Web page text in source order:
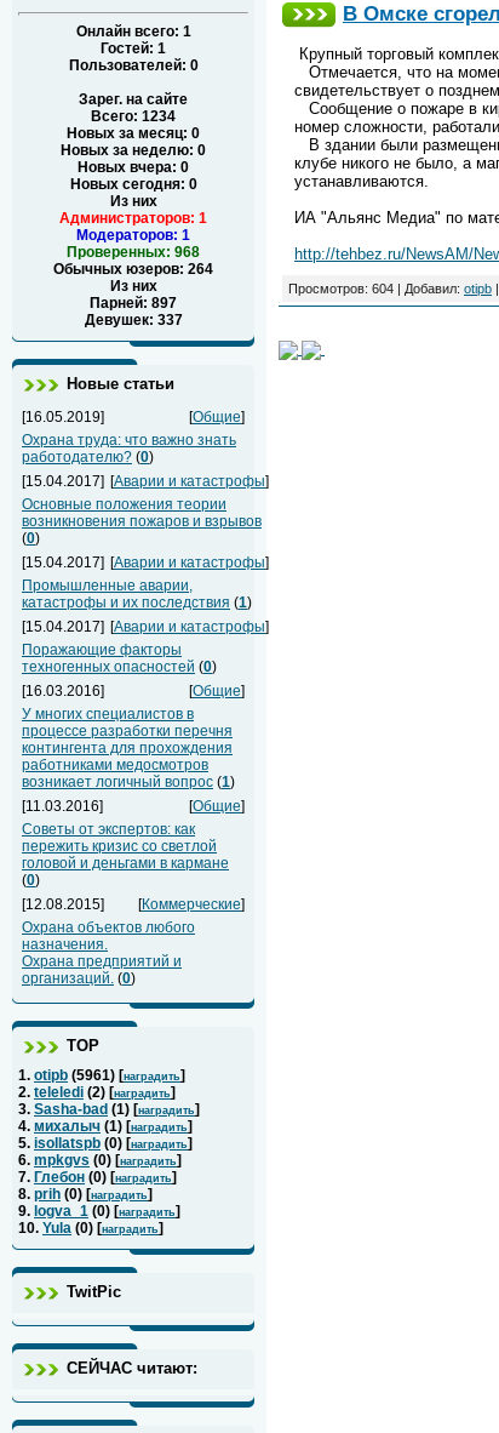
Онлайн всего: 1
Гостей: 1
Пользователей: 0
Зарег. на сайте
Всего: 1234
Новых за месяц: 0
Новых за неделю: 0
Новых вчера: 0
Новых сегодня: 0
Из них
Администраторов: 1
Модераторов: 1
Проверенных: 968
Обычных юзеров: 264
Из них
Парней: 897
Девушек: 337
Новые статьи
[16.05.2019] [Общие]
Охрана труда: что важно знать
работодателю? (0)
[15.04.2017] [Аварии и катастрофы]
Основные положения теории
возникновения пожаров и взрывов
(0)
[15.04.2017] [Аварии и катастрофы]
Промышленные аварии,
катастрофы и их последствия (1)
[15.04.2017] [Аварии и катастрофы]
Поражающие факторы
техногенных опасностей (0)
[16.03.2016]
[Общие]
У многих специалистов в
процессе разработки перечня
контингента для прохождения
работниками медосмотров
возникает логичный вопрос (1)
[11.03.2016]
[Общие]
Советы от экспертов: как
пережить кризис со светлой
головой и деньгами в кармане
(0)
[12.08.2015]
[Коммерческие]
Охрана объектов любого
назначения.
Охрана предприятий и
организаций. (0)
ТОР
1. otipb (5961) [наградить]
2. teleledi (2) [наградить]
3. Sasha-bad (1) [наградить]
4. михалыч (1) [наградить]
5. isollatspb (0) [наградить]
6. mpkgvs (0) [наградить]
7. Глебон (0) [наградить]
8. prih (0) [наградить]
9. logva_1 (0) [наградить]
10. Yula (0) [наградить]
TwitPic
СЕЙЧАС читают:
В Омске
Крупный торговый
Отмечается, что на
свидетельствует о
Сообщение о пожаре в
номер сложности,
В здании были размещены
клубе никого не было, а
устанавливаются.
ИА "Альянс Медиа" по
http://tehbez.ru/NewsAM/
Просмотров: 604 | Добавил: otipb